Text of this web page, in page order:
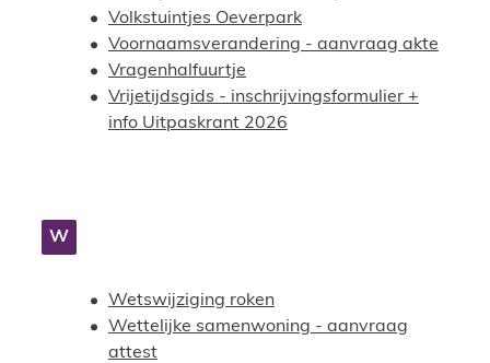
Volkstuintjes Oeverpark
Voornaamsverandering - aanvraag akte
Vragenhalfuurtje
Vrijetijdsgids - inschrijvingsformulier +
info Uitpaskrant 2026
W
Wetswijziging roken
Wettelijke samenwoning - aanvraag
attest